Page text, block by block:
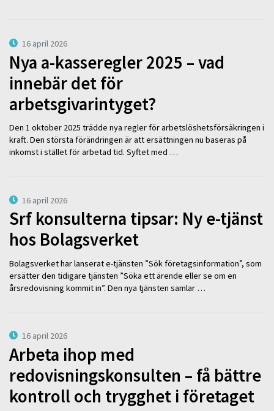
16 april 2026
Nya a-kasseregler 2025 – vad
innebär det för
arbetsgivarintyget?
Den 1 oktober 2025 trädde nya regler för arbetslöshetsförsäkringen i
kraft. Den största förändringen är att ersättningen nu baseras på
inkomst i stället för arbetad tid. Syftet med …
16 april 2026
Srf konsulterna tipsar: Ny e-tjänst
hos Bolagsverket
Bolagsverket har lanserat e-tjänsten ”Sök företagsinformation”, som
ersätter den tidigare tjänsten ”Söka ett ärende eller se om en
årsredovisning kommit in”. Den nya tjänsten samlar …
16 april 2026
Arbeta ihop med
redovisningskonsulten – få bättre
kontroll och trygghet i företaget